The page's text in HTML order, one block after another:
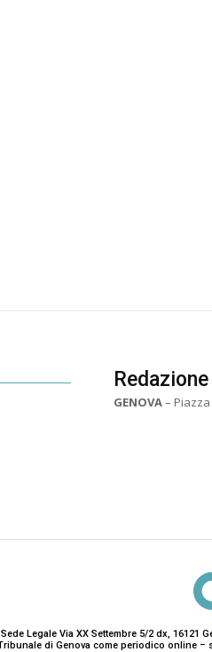
Redazione
GENOVA– Piazza
Sede Legale Via XX Settembre 5/2 dx, 16121
di Genova come periodico online –